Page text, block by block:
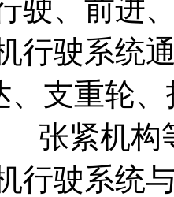
驶、前进
行驶系统
、支重轮
张紧机构
行驶系统